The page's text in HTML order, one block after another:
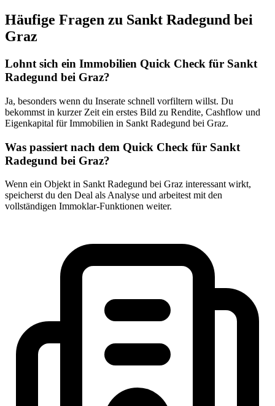
Häufige Fragen zu Sankt Radegund bei
Graz
Lohnt sich ein Immobilien Quick Check für Sankt
Radegund bei Graz?
Ja, besonders wenn du Inserate schnell vorfiltern willst. Du
bekommst in kurzer Zeit ein erstes Bild zu Rendite, Cashflow und
Eigenkapital für Immobilien in Sankt Radegund bei Graz.
Was passiert nach dem Quick Check für Sankt
Radegund bei Graz?
Wenn ein Objekt in Sankt Radegund bei Graz interessant wirkt,
speicherst du den Deal als Analyse und arbeitest mit den
vollständigen Immoklar-Funktionen weiter.